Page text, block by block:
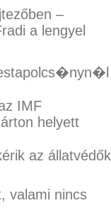
–
a lengyel
IMF
helyett
az állatvédők
valami nincs